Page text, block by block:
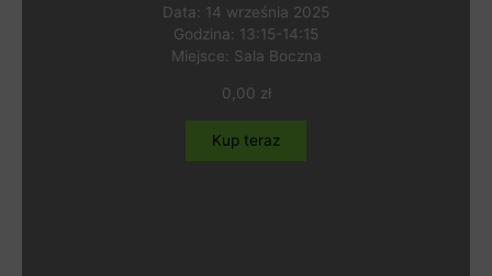
Data: 14 września 2025
Godzina: 13:15-14:15
Miejsce: Sala Boczna
0,00 zł
Kup teraz